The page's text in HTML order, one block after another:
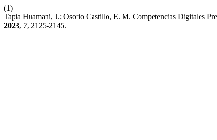
(1)
Tapia Huamaní, J.; Osorio Castillo, E. M. Competencias Digitales
2023, 7, 2125-2145.